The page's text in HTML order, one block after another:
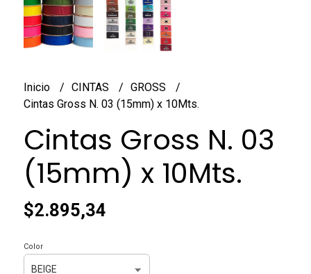
Inicio CINTAS
GROSS
Cintas Gross N. 03 (15mm) x 10Mts.
Cintas Gross N. 03
(15mm) x 10Mts.
$2.895,34
Color